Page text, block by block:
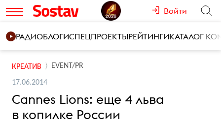
Войти
РАДИОБЛОГИСПЕЦПРОЕКТЫРЕЙТИНГИКАТАЛОГ
КРЕАТИВ EVENT/PR
17.06.2014
Cannes Lions: еще 4 льва
в копилке России